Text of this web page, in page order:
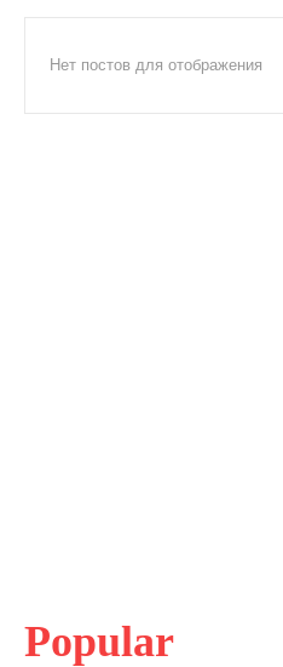
Нет постов для отображения
Popular